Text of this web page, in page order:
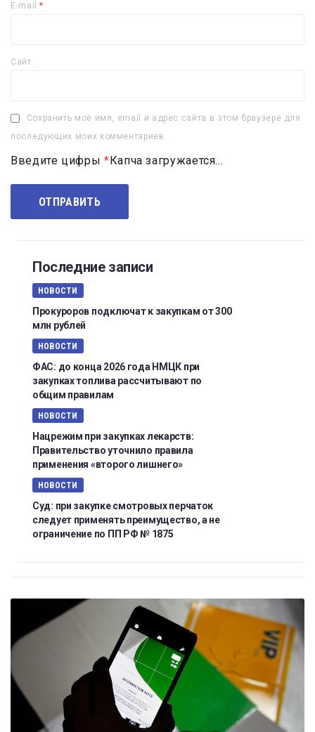
E-mail*
Сайт
Сохранить моё имя, email и адрес сайта в этом браузере для
последующих моих комментариев.
Введите цифры * Капча загружается...
Последние записи
НОВОСТИ
Прокуроров подключат к закупкам от 300
млн рублей
НОВОСТИ
ФАС: до конца 2026 года НМЦК при
закупках топлива рассчитывают по
общим правилам
НОВОСТИ
Нацрежим при закупках лекарств:
Правительство уточнило правила
применения «второго лишнего»
НОВОСТИ
Суд: при закупке смотровых перчаток
следует применять преимущество, а не
ограничение по ПП РФ № 1875